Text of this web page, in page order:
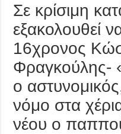
Σε κρίσιμη
εξακολουθεί
16χρονος
Φραγκούλης-
ο
νόμο στα
νέου ο